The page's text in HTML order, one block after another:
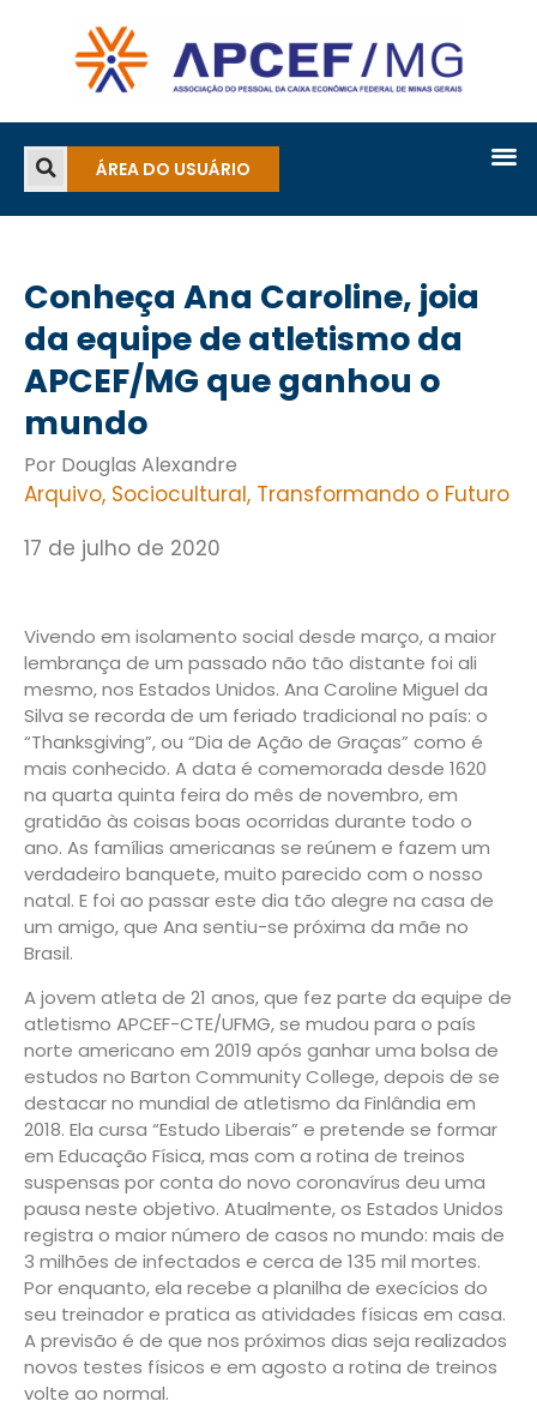
ÁREA DO USUÁRIO
Conheça Ana Caroline, joia
da equipe de atletismo da
APCEF/MG que ganhou o
mundo
Por Douglas Alexandre
Arquivo, Sociocultural, Transformando o Futuro
17 de julho de 2020
Vivendo em isolamento social desde março, a maior
lembrança de um passado não tão distante foi ali
mesmo, nos Estados Unidos. Ana Caroline Miguel da
Silva se recorda de um feriado tradicional no país: o
“Thanksgiving”, ou “Dia de Ação de Graças” como é
mais conhecido. A data é comemorada desde 1620
na quarta quinta feira do mês de novembro, em
gratidão às coisas boas ocorridas durante todo o
ano. As famílias americanas se reúnem e fazem um
verdadeiro banquete, muito parecido com o nosso
natal. E foi ao passar este dia tão alegre na casa de
um amigo, que Ana sentiu-se próxima da mãe no
Brasil.
A jovem atleta de 21 anos, que fez parte da equipe de
atletismo APCEF-CTE/UFMG, se mudou para o país
norte americano em 2019 após ganhar uma bolsa de
estudos no Barton Community College, depois de se
destacar no mundial de atletismo da Finlândia em
2018. Ela cursa “Estudo Liberais” e pretende se formar
em Educação Física, mas com a rotina de treinos
suspensas por conta do novo coronavírus deu uma
pausa neste objetivo. Atualmente, os Estados Unidos
registra o maior número de casos no mundo: mais de
3 milhões de infectados e cerca de 135 mil mortes.
Por enquanto, ela recebe a planilha de execícios do
seu treinador e pratica as atividades físicas em casa.
A previsão é de que nos próximos dias seja realizados
novos testes físicos e em agosto a rotina de treinos
volte ao normal.